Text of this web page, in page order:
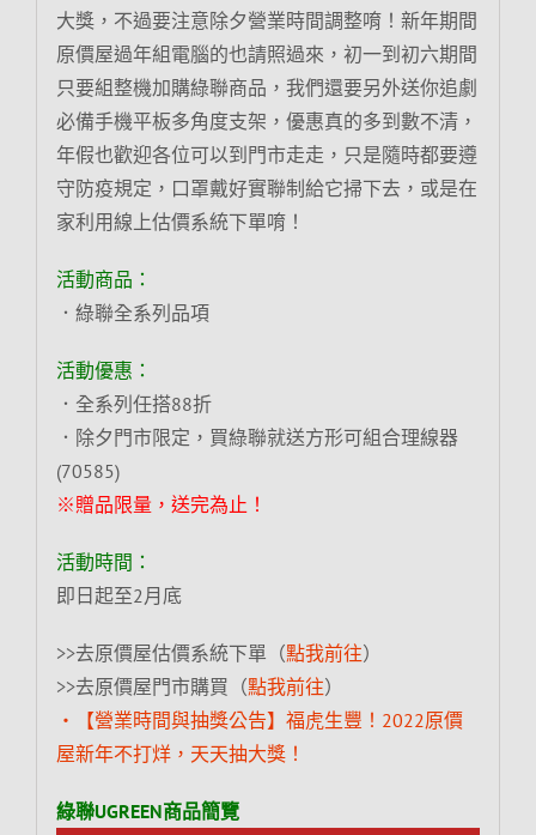
大獎，不過要注意除夕營業時間調整唷！新年期間
原價屋過年組電腦的也請照過來，初一到初六期間
只要組整機加購綠聯商品，我們還要另外送你追劇
必備手機平板多角度支架，優惠真的多到數不清，
年假也歡迎各位可以到門市走走，只是隨時都要遵
守防疫規定，口罩戴好實聯制給它掃下去，或是在
家利用線上估價系統下單唷！
活動商品：
．綠聯全系列品項
活動優惠：
．全系列任搭88折
．除夕門市限定，買綠聯就送方形可組合理線器
(70585)
※贈品限量，送完為止！
活動時間：
即日起至2月底
>>去原價屋估價系統下單（點我前往）
>>去原價屋門市購買（點我前往）
‧【營業時間與抽獎公告】福虎生豐！2022原價
屋新年不打烊，天天抽大獎！
綠聯UGREEN商品簡覽